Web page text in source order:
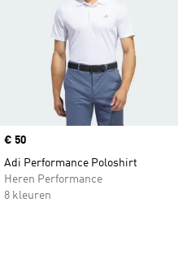
Price
€ 50
Adi Performance Poloshirt
Heren Performance
8 kleuren